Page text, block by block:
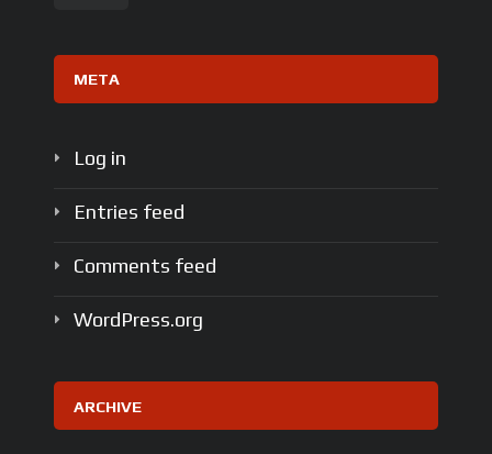
META
Log in
Entries feed
Comments feed
WordPress.org
ARCHIVE